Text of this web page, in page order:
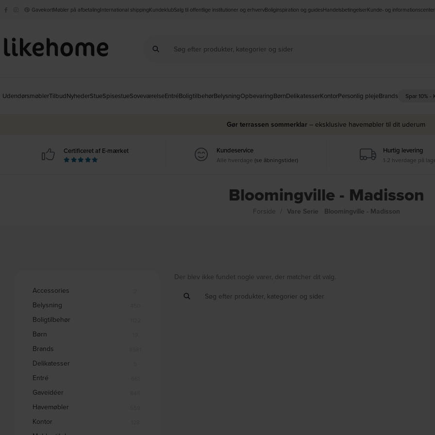
GavekortMøbler på afbetalingInternational shippingKundeklubSalg til offentlige institutioner og erhvervBoliginspiration og guidesHandelsbetingelserKunde- og informationscenter
UdendørsmøblerTilbudNyhederStueSpisestueSoveværelseEntréBoligtilbehørBelysningOpbevaringBørnDelikatesserKontorPersonlig plejeBrands Spar 10%
Gør terrassen sommerklar – eksklusive havemøbler til dit uderum
Certificeret af E-mærket Kundeservice
Alle hverdage (se åbningstider)
Hurtig levering
1-2 hverdage på
Bloomingville - Madisson
Forside Vare Serie Bloomingville - Madisson
Accessories
Belysning
Boligtilbehør
Børn
Brands
Delikatesser
Entré
Gaveidéer
Havemøbler
Kontor
Der blev ikke fundet nogle varer, der matcher dit valg.